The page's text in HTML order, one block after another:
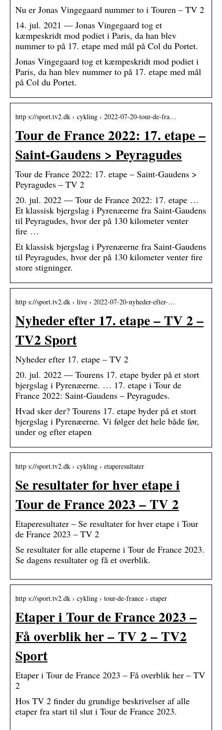
Nu er Jonas Vingegaard nummer to i Touren – TV 2
14. jul. 2021 — Jonas Vingegaard tog et
kæmpeskridt mod podiet i Paris, da han blev
nummer to på 17. etape med mål på Col du Portet.
Jonas Vingegaard tog et kæmpeskridt mod podiet i
Paris, da han blev nummer to på 17. etape med mål
på Col du Portet.
http s://sport.tv2.dk › cykling › 2022-07-20-tour-de-fra…
Tour de France 2022: 17. etape –
Saint-Gaudens > Peyragudes
Tour de France 2022: 17. etape – Saint-Gaudens >
Peyragudes – TV 2
20. jul. 2022 — Tour de France 2022: 17. etape …
Et klassisk bjergslag i Pyrenæerne fra Saint-Gaudens
til Peyragudes, hvor der på 130 kilometer venter
fire …
Et klassisk bjergslag i Pyrenæerne fra Saint-Gaudens
til Peyragudes, hvor der på 130 kilometer venter fire
store stigninger.
http s://sport.tv2.dk › live › 2022-07-20-nyheder-efter-…
Nyheder efter 17. etape – TV 2 –
TV2 Sport
Nyheder efter 17. etape – TV 2
20. jul. 2022 — Tourens 17. etape byder på et stort
bjergslag i Pyrenæerne. … 17. etape i Tour de
France 2022: Saint-Gaudens – Peyragudes.
Hvad sker der? Tourens 17. etape byder på et stort
bjergslag i Pyrenæerne. Vi følger det hele både før,
under og efter etapen
http s://sport.tv2.dk › cykling › etaperesultater
Se resultater for hver etape i
Tour de France 2023 – TV 2
Etaperesultater – Se resultater for hver etape i Tour
de France 2023 – TV 2
Se resultater for alle etaperne i Tour de France 2023.
Se dagens resultater og få et overblik.
http s://sport.tv2.dk › cykling › tour-de-france › etaper
Etaper i Tour de France 2023 –
Få overblik her – TV 2 – TV2
Sport
Etaper i Tour de France 2023 – Få overblik her – TV
2
Hos TV 2 finder du grundige beskrivelser af alle
etaper fra start til slut i Tour de France 2023.